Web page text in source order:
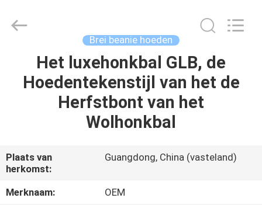
PRODUCTEN
ONS
FABRIEKSREIS
Brei beanie hoeden
Het luxehonkbal GLB, de
Hoedentekenstijl van het de
Herfstbont van het
Wolhonkbal
Plaats van
herkomst:
Guangdong, China (vasteland)
Merknaam:
OEM